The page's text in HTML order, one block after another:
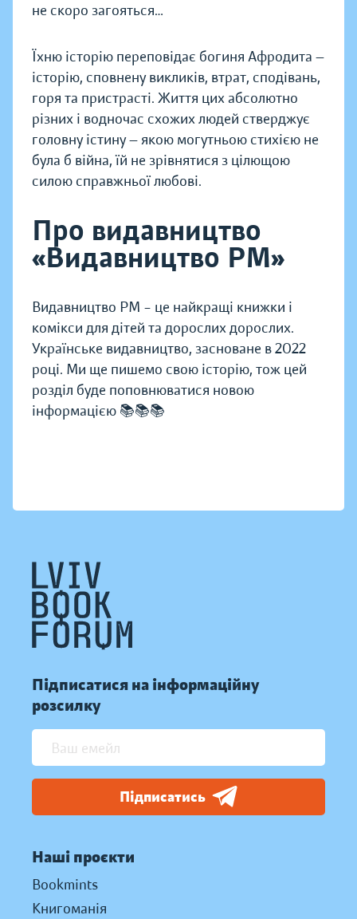
не скоро загояться…
Їхню історію переповідає богиня Афродита —
історію, сповнену викликів, втрат, сподівань,
горя та пристрасті. Життя цих абсолютно
різних і водночас схожих людей стверджує
головну істину — якою могутньою стихією не
була б війна, їй не зрівнятися з цілющою
силою справжньої любові.
Про видавництво
«Видавництво РМ»
Видавництво РМ – це найкращі книжки і
комікси для дітей та дорослих дорослих.
Українське видавництво, засноване в 2022
році. Ми ще пишемо свою історію, тож цей
розділ буде поповнюватися новою
інформацією 📚📚📚
Підписатися на інформаційну
розсилку
Підписатись
Наші проєкти
Bookmints
Книгоманія